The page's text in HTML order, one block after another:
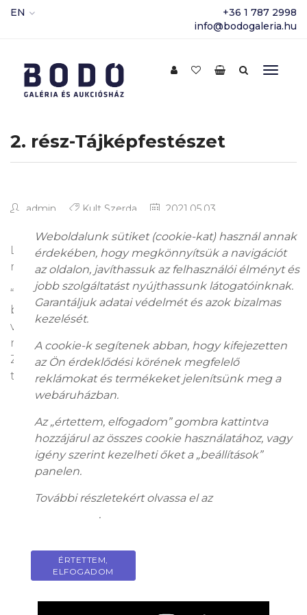
EN
+36 1 787 2998
info@bodogaleria.hu
2. rész-Tájképfestészet
admin Kult Szerda 2021.05.03.
Legújabb kulturális sorozatunk második része
már megtekinthető Youtube csatornánkon!
“Ha megvizsgáljuk a tájképek részleteit,
betekintést nyerhetünk abba, hogyan észlelték a
világot a művészek saját korukban.” -kövesék
nyomon galériánk művészettörténészét Nagy
Zsófia Nórát, aki a mai részben a Tájképfestészet
történetébe vezeti be Önöket!
Weboldalunk sütiket (cookie-kat) használ annak
érdekében, hogy megkönnyítsük a navigációt
az oldalon, javíthassuk az felhasználói élményt és
jobb szolgáltatást nyújthassunk látogatóinknak.
Garantáljuk adatai védelmét és azok bizalmas
kezelését.
A cookie-k segítenek abban, hogy kifejezetten
az Ön érdeklődési körének megfelelő
reklámokat és termékeket jelenítsünk meg a
webáruházban.
Az „értettem, elfogadom” gombra kattintva
hozzájárul az összes cookie használatához, vagy
igény szerint kezelheti őket a „beállítások”
panelen.
További részletekért olvassa el az
.
ÉRTETTEM,
ELFOGADOM